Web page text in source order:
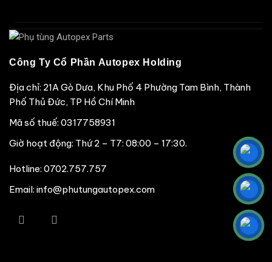
Công Ty Cổ Phần Autopex Holding
Địa chỉ: 21A Gò Dưa, Khu Phố 4 Phường Tam Bình, Thành
Phố Thủ Đức, TP Hồ Chí Minh
Mã số thuế: 0317758931
Giờ hoạt động: Thứ 2 – T7: 08:00 – 17:30.
Hotline: 0702.757.757
Email: info@phutungautopex.com